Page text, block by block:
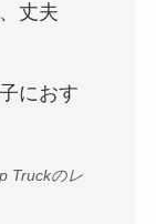
丈夫
におす
Truckのレ